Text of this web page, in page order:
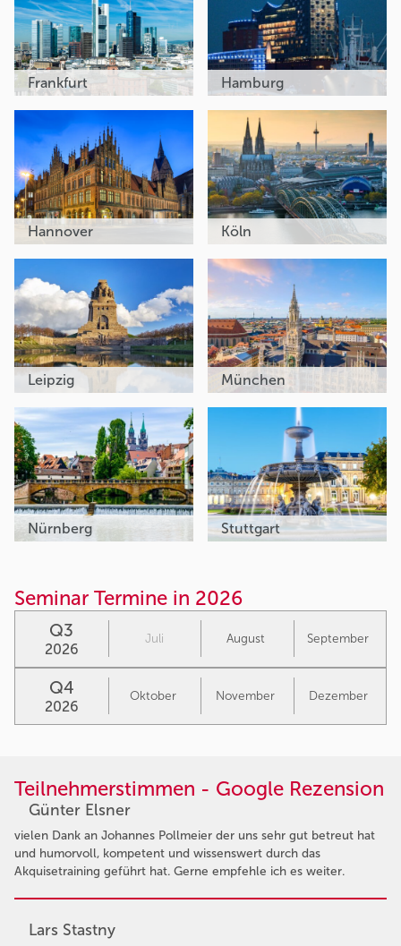
Teilnehmerstimmen - Google Rezension
Günter Elsner
vielen Dank an Johannes Pollmeier der uns sehr gut betreut hat
und humorvoll, kompetent und wissenswert durch das
Akquisetraining geführt hat. Gerne empfehle ich es weiter.
Lars Stastny
Frankfurt Hamburg
Hannover Köln
Leipzig München
Nürnberg Stuttgart
Seminar Termine in 2026
Q3
2026
Juli August September
Q4
2026
Oktober November Dezember